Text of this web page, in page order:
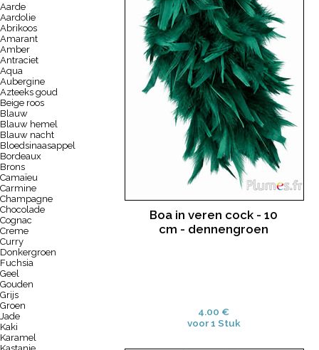
Aarde
Aardolie
Abrikoos
Amarant
Amber
Antraciet
Aqua
Aubergine
Azteeks goud
Beige roos
Blauw
Blauw hemel
Blauw nacht
Bloedsinaasappel
Bordeaux
Brons
Camaïeu
Carmine
Champagne
Chocolade
Cognac
Creme
Curry
Donkergroen
Fuchsia
Geel
Gouden
Grijs
Groen
Jade
Kaki
Karamel
Boa in veren cock - 10
cm - dennengroen
4.00 €
voor 1 Stuk